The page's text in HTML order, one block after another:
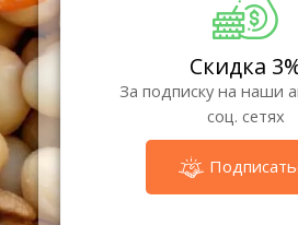
Скидка
За подписку на наши
соц. сетях